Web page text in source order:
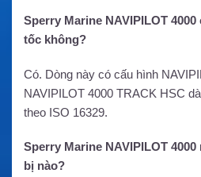
Sperry Marine NAVIPILOT
tốc không?
Có. Dòng này có cấu hình
NAVIPILOT 4000 TRACK HSC
theo ISO 16329.
Sperry Marine NAVIPILOT
bị nào?